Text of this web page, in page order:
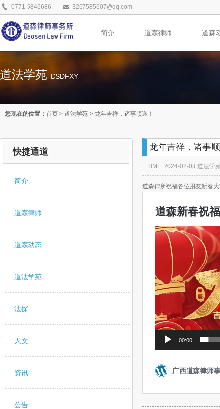
0771-5846686 3267585607@qq.com
简介 道森律师 道森
道法学苑DSDFXY
您现在的位置： 首页 > 道法学苑 > 龙年吉祥，诸事顺遂！
快捷通道
简介
道森律师
道森动态
道法学苑
法探
人文
资讯
公告
龙年吉祥，诸事
TIME: 2024-02-08 道法学
道森律所祝福各位朋友新春